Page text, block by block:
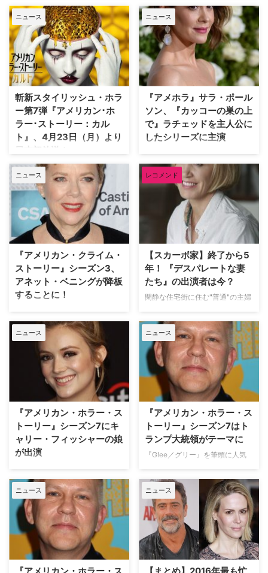
米FXで9月12日（水）から放送中
の『American Horror Story:
Apocalypse（原題）』は、2011
年から長年続く人気ホラー・アン
ソロジー『アメリカン・ホラー・
ストーリー』（以下『アメホ
ラ』）の第8弾。全8話のエピソ
ードを通じて、核戦争後の過酷な
環境を生きる集団を描く。やっと
の思いで地下シェル…
る人気クリエイター、ライアン・
マーフィーが手掛ける人気シリー
ズ『アメリカン・ホラー・ストー
リー』。そのシーズン8では、"今
から18カ月後の世界"が描かれる
ことが明らかとなった。米
Deadlineが報じている。 【関連
記事】お先見！『アメリカン・ホ
ラー・ストー…
ニュース
斬新スタイリッシュ・ホラ
ー第7弾『アメリカン･ホ
ラー･ストーリー：カル
ト』、4月23日（月）より
日本初放送！
『Glee／グリー』の生みの親で
もあり、ハリウッド随一のヒット
メーカー、ライアン・マーフィー
が製作総指揮を務め、本国で9月
にスタートしたばかりの最新シー
ズン『アメリカン・ホラー・スト
ーリー：カルト』がFOXにて4月
23日（月）より日本最速放送と
なる。 【関連記事】【まとめ】
『アメホラ』や『ウィル＆グレイ
ス』のあの人も！…
ニュース
『アメホラ』サラ・ポール
ソン、『カッコーの巣の上
で』ラチェッドを主人公に
したシリーズに主演
アカデミー賞で作品賞を含む5冠
を達成した名作映画『カッコーの
巣の上で』。本作に登場する看護
婦長ラチェッドを主人公にした
Netflixの新ドラマに、『アメリカ
ン・ホラー・ストーリー』で活躍
するサラ・ポールソンが主演する
ことがわかった。米TV Lineが報
じた。 米Deadlineが伝えた情報
によれば、Netflixはすで…
ニュース
『アメリカン・クライム・
ストーリー』シーズン3、
アネット・ベニングが降板
することに！
ヒットメーカーのライアン・マー
フィーが、米国で実際に起きた事
件を取り上げる、米FXの人気ア
ンソロジー・シリーズ『アメリカ
ン・クライム・ストーリー』。こ
の度、観測史上最大級の被害をも
たらしたハリケーン・カトリーナ
に焦点を当てるシリーズ第3弾
『Katrina: American Crime
Story（原題）』からアネット…
レコメンド
【スカーボ家】終了から5
年！ 『デスパレートな妻
たち』の出演者は今？
閑静な住宅街に住む"普通"の主婦
『デスパレートな妻たち』（以
下、『デス妻』）。実はアメリカ
での放送が終了してから、今年で
5年になる。今作に出演していた
キャストたちは今、どの番組で活
躍しているのだろう？ プライベ
ート写真も含め、一家別にご紹介
リアウーマンのリネッ…
ニュース
『アメリカン・ホラー・ス
トーリー』シーズン7にキ
ャリー・フィッシャーの娘
が出演
人気クリエイター、ライアン・マ
ーフィー（『Glee／グリー』）
が手掛ける『アメリカン・ホラ
ー・ストーリー』（以下、アメホ
ラ）に、『スター・ウォーズ』シ
リーズのレイア姫で知られる故キ
ャリー・フィッシャーの娘で、
『スクリーム・クイーンズ』のシ
ニュース
『アメリカン・ホラー・ス
トーリー』シーズン7はト
ランプ大統領がテーマに
『Glee／グリー』を筆頭に人気
ヒットメーカー、ライアン・マー
フィーとブラッド・ファルチャッ
クが手掛ける『アメリカン・ホラ
ー・ストーリー（以下、アメホ
ラ）』。このほどトーク番組に出
演したマーフィーが今秋スタート
予定のシーズン7について言及し
た。米Varietyが報じている。 現
ニュース
『アメリカン・ホラー・ス
ニュース
【まとめ】2016年最も忙